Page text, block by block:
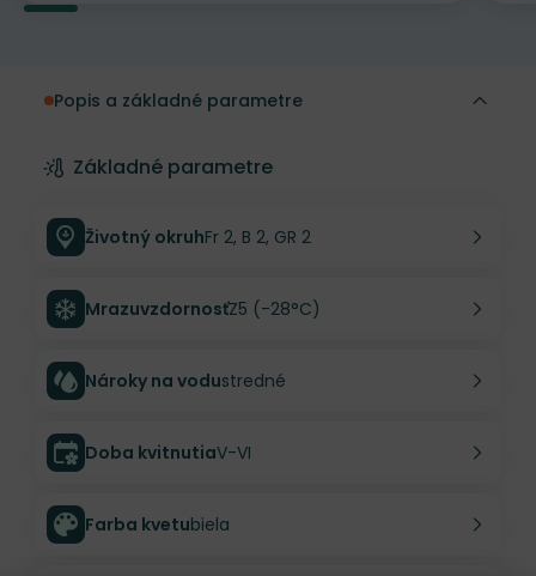
Popis a základné parametre
Základné parametre
Životný okruhFr 2, B 2, GR 2
MrazuvzdornosťZ5 (-28°C)
Nároky na vodustredné
Doba kvitnutiaV-VI
Farba kvetubiela